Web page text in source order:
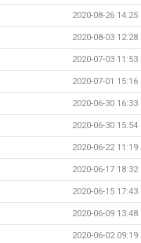
2020-08-26 14:25
2020-08-03 12:28
2020-07-03 11:53
2020-07-01 15:16
2020-06-30 16:33
2020-06-30 15:54
2020-06-22 11:19
2020-06-17 18:32
2020-06-15 17:43
2020-06-09 13:48
2020-06-02 09:19